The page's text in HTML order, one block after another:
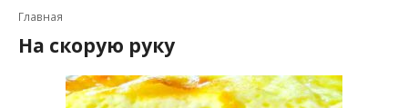
Главная
На скорую руку